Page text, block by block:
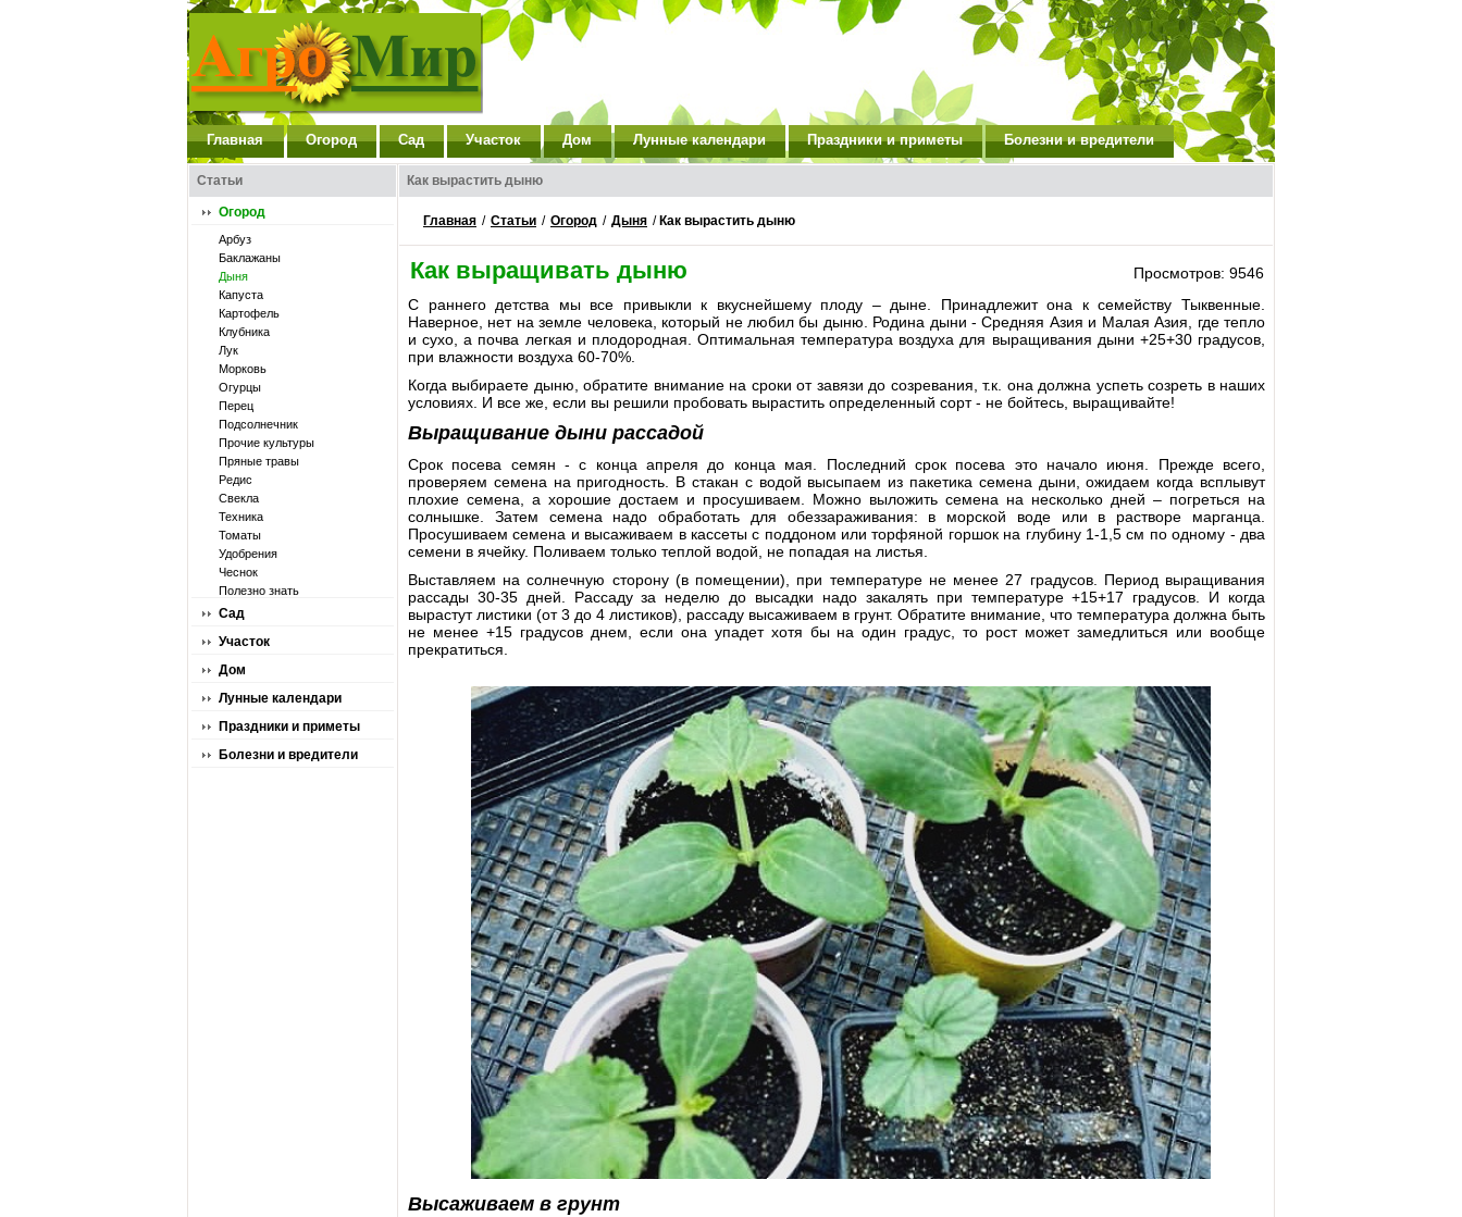
Главная Огород Сад Участок Дом Лунные календари Праздники и приметы Болезни и вредители
Статьи
Огород
Арбуз
Баклажаны
Дыня
Капуста
Картофель
Клубника
Лук
Морковь
Огурцы
Перец
Подсолнечник
Прочие культуры
Пряные травы
Редис
Свекла
Техника
Томаты
Удобрения
Чеснок
Полезно знать
Сад
Участок
Дом
Лунные календари
Праздники и приметы
Болезни и вредители
Как вырастить дыню
Главная / Статьи / Огород / Дыня / Как вырастить дыню
Как выращивать дыню
Просмотров: 9546
С раннего детства мы все привыкли к вкуснейшему плоду – дыне. Принадлежит она к семейству Тыквенные.
Наверное, нет на земле человека, который не любил бы дыню. Родина дыни - Средняя Азия и Малая Азия, где тепло
и сухо, а почва легкая и плодородная. Оптимальная температура воздуха для выращивания дыни +25+30 градусов,
при влажности воздуха 60-70%.
Когда выбираете дыню, обратите внимание на сроки от завязи до созревания, т.к. она должна успеть созреть в наших
условиях. И все же, если вы решили пробовать вырастить определенный сорт - не бойтесь, выращивайте!
Выращивание дыни рассадой
Срок посева семян - с конца апреля до конца мая. Последний срок посева это начало июня. Прежде всего,
проверяем семена на пригодность. В стакан с водой высыпаем из пакетика семена дыни, ожидаем когда всплывут
плохие семена, а хорошие достаем и просушиваем. Можно выложить семена на несколько дней – погреться на
солнышке. Затем семена надо обработать для обеззараживания: в морской воде или в растворе марганца.
Просушиваем семена и высаживаем в кассеты с поддоном или торфяной горшок на глубину 1-1,5 см по одному - два
семени в ячейку. Поливаем только теплой водой, не попадая на листья.
Выставляем на солнечную сторону (в помещении), при температуре не менее 27 градусов. Период выращивания
рассады 30-35 дней. Рассаду за неделю до высадки надо закалять при температуре +15+17 градусов. И когда
вырастут листики (от 3 до 4 листиков), рассаду высаживаем в грунт. Обратите внимание, что температура должна быть
не менее +15 градусов днем, если она упадет хотя бы на один градус, то рост может замедлиться или вообще
прекратиться.
Высаживаем в грунт